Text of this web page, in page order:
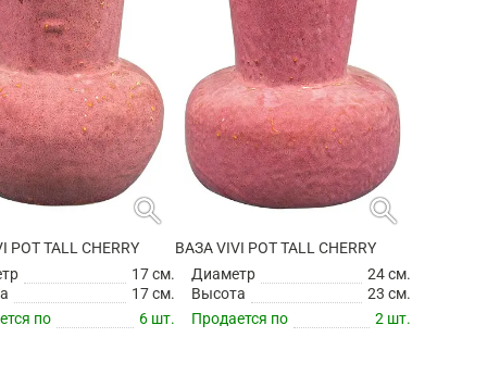
search
POT TALL CHERRY
17 см.
17 см.
по
6 шт.
search
ВАЗА VIVI POT TALL CHERRY
Диаметр
24 см.
Высота
23 см.
Продается по
2 шт.